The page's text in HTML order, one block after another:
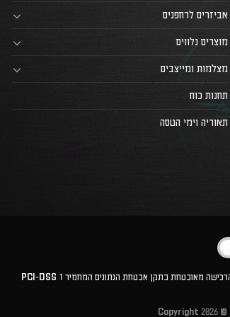
אביזרים לרחפנים
מוצרים נלווים
מצלמות ומייצבים
תחנות כוח
תאוריה וימי הטסה
Copyright 2026 ©